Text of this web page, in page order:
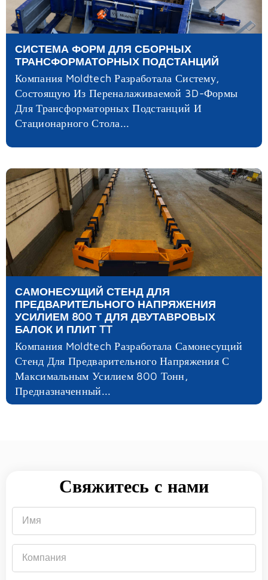
СИСТЕМА ФОРМ ДЛЯ СБОРНЫХ
ТРАНСФОРМАТОРНЫХ ПОДСТАНЦИЙ
Компания Moldtech Разработала Систему,
Состоящую Из Переналаживаемой 3D-Формы
Для Трансформаторных Подстанций И
Стационарного Стола...
САМОНЕСУЩИЙ СТЕНД ДЛЯ
ПРЕДВАРИТЕЛЬНОГО НАПРЯЖЕНИЯ
УСИЛИЕМ 800 Т ДЛЯ ДВУТАВРОВЫХ
БАЛОК И ПЛИТ TT
Компания Moldtech Разработала Самонесущий
Стенд Для Предварительного Напряжения С
Максимальным Усилием 800 Тонн,
Предназначенный...
Свяжитесь с нами